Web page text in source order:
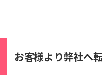
お客様より弊社へ